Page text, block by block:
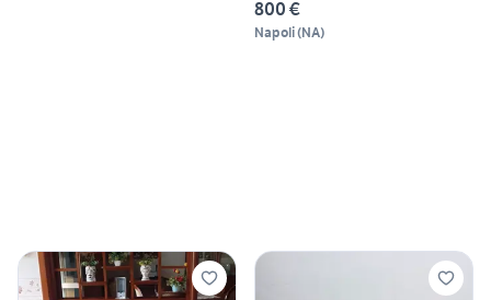
800 €
Napoli(NA)